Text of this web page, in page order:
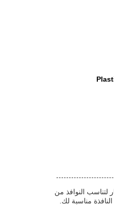
النوافذ من
مناسبة لك.